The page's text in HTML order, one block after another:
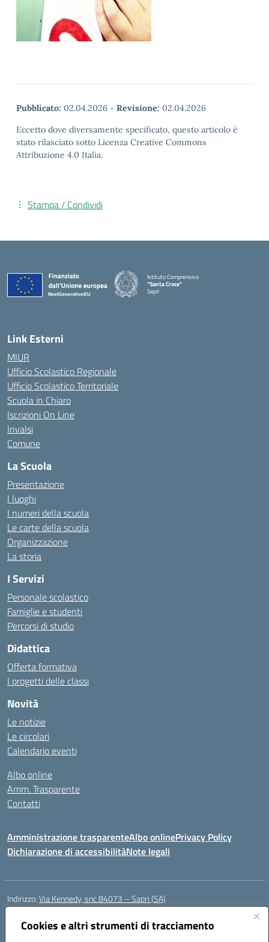
Cookies e altri strumenti di tracciamento
Pubblicato: 02.04.2026 - Revisione: 02.04.2026
Eccetto dove diversamente specificato, questo articolo è
stato rilasciato sotto Licenza Creative Commons
Attribuzione 4.0 Italia.
Stampa / Condividi
Istituto Comprensivo
"Santa Croce"
Sapri
— Visita la pagina iniziale della scuola
Link Esterni
MIUR
Ufficio Scolastico Regionale
Ufficio Scolastico Territoriale
Scuola in Chiaro
Iscrizioni On Line
Invalsi
Comune
La Scuola
Presentazione
I luoghi
I numeri della scuola
Le carte della scuola
Organizzazione
La storia
I Servizi
Personale scolastico
Famiglie e studenti
Percorsi di studio
Didattica
Offerta formativa
I progetti delle classi
Novità
Le notizie
Le circolari
Calendario eventi
Albo online
Amm. Trasparente
Contatti
Amministrazione trasparenteAlbo onlinePrivacy Policy
Dichiarazione di accessibilitàNote legali
Indirizzo:Via Kennedy, snc 84073 – Sapri (SA)
Centralino:
Posta elettronica certificata (PEC):saic878008@pec.istruzione.it